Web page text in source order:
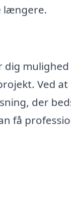
længere.
dig
Ved at
der
få